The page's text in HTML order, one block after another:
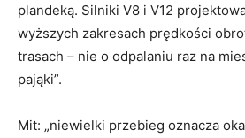
plandeką. Silniki V8 i V12
wyższych zakresach prędkości
trasach – nie o odpalaniu raz na
pająki”.
Mit: „niewielki przebieg oznacza